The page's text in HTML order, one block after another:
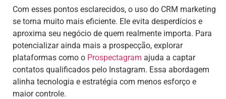
Com esses pontos esclarecidos, o uso do CRM marketing
se torna muito mais eficiente. Ele evita desperdícios e
aproxima seu negócio de quem realmente importa. Para
potencializar ainda mais a prospecção, explorar
plataformas como o Prospectagram ajuda a captar
contatos qualificados pelo Instagram. Essa abordagem
alinha tecnologia e estratégia com menos esforço e
maior controle.